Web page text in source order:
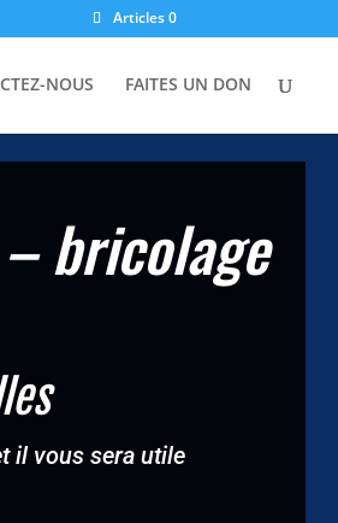
Articles 0
NOUS FAITES UN DON
bricolage
il vous sera utile